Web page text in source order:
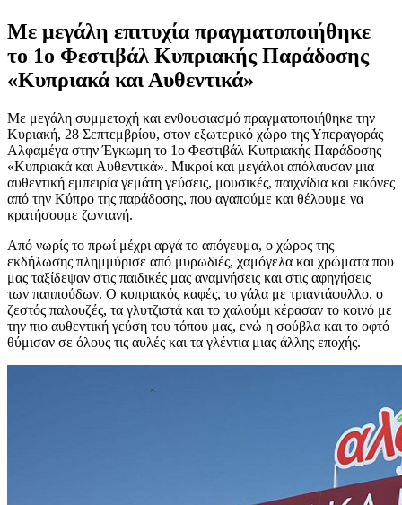
Με μεγάλη επιτυχία πραγματοποιήθηκε
το 1ο Φεστιβάλ Κυπριακής Παράδοσης
«Κυπριακά και Αυθεντικά»
Με μεγάλη συμμετοχή και ενθουσιασμό πραγματοποιήθηκε την
Κυριακή, 28 Σεπτεμβρίου, στον εξωτερικό χώρο της Υπεραγοράς
Αλφαμέγα στην Έγκωμη το 1ο Φεστιβάλ Κυπριακής Παράδοσης
«Κυπριακά και Αυθεντικά». Μικροί και μεγάλοι απόλαυσαν μια
αυθεντική εμπειρία γεμάτη γεύσεις, μουσικές, παιχνίδια και εικόνες
από την Κύπρο της παράδοσης, που αγαπούμε και θέλουμε να
κρατήσουμε ζωντανή.
Από νωρίς το πρωί μέχρι αργά το απόγευμα, ο χώρος της
εκδήλωσης πλημμύρισε από μυρωδιές, χαμόγελα και χρώματα που
μας ταξίδεψαν στις παιδικές μας αναμνήσεις και στις αφηγήσεις
των παππούδων. Ο κυπριακός καφές, το γάλα με τριαντάφυλλο, ο
ζεστός παλουζές, τα γλυτζιστά και το χαλούμι κέρασαν το κοινό με
την πιο αυθεντική γεύση του τόπου μας, ενώ η σούβλα και το οφτό
θύμισαν σε όλους τις αυλές και τα γλέντια μιας άλλης εποχής.